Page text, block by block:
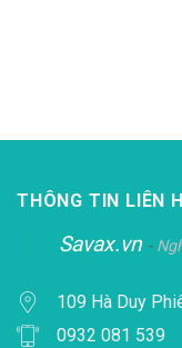
THÔNG TIN LIÊN
Savax.vn -
109 Hà Duy
0932 081 539